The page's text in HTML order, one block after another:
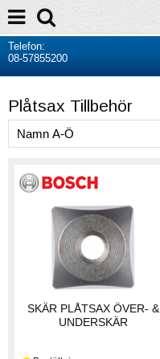
Telefon:
08-57855200
Plåtsax Tillbehör
SKÄR PLÅTSAX ÖVER- &
UNDERSKÄR